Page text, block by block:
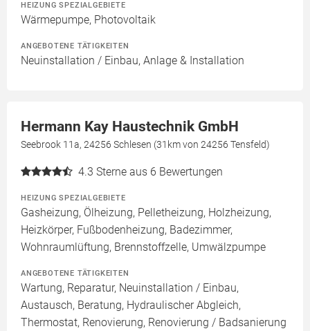
HEIZUNG SPEZIALGEBIETE
Wärmepumpe, Photovoltaik
ANGEBOTENE TÄTIGKEITEN
Neuinstallation / Einbau, Anlage & Installation
Hermann Kay Haustechnik GmbH
Seebrook 11a, 24256 Schlesen (31km von 24256 Tensfeld)
4.3 Sterne aus 6 Bewertungen
HEIZUNG SPEZIALGEBIETE
Gasheizung, Ölheizung, Pelletheizung, Holzheizung,
Heizkörper, Fußbodenheizung, Badezimmer,
Wohnraumlüftung, Brennstoffzelle, Umwälzpumpe
ANGEBOTENE TÄTIGKEITEN
Wartung, Reparatur, Neuinstallation / Einbau,
Austausch, Beratung, Hydraulischer Abgleich,
Thermostat, Renovierung, Renovierung / Badsanierung